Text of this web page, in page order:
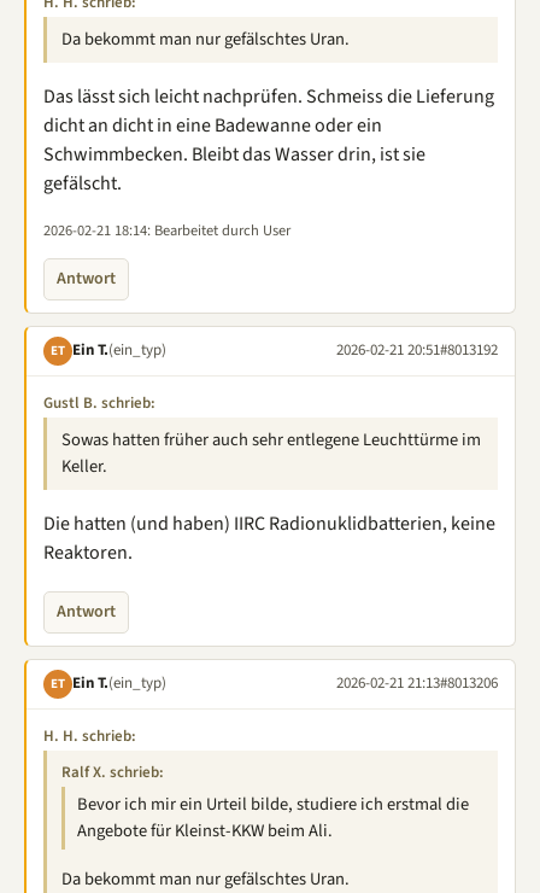
Da bekommt man nur gefälschtes Uran.
Das lässt sich leicht nachprüfen. Schmeiss die Lieferung
dicht an dicht in eine Badewanne oder ein
Schwimmbecken. Bleibt das Wasser drin, ist sie
gefälscht.
2026-02-21 18:14: Bearbeitet durch User
Antwort
ET Ein T.(ein_typ) 2026-02-21 20:51#8013192
Gustl B. schrieb:
Sowas hatten früher auch sehr entlegene Leuchttürme im
Keller.
Die hatten (und haben) IIRC Radionuklidbatterien, keine
Reaktoren.
Antwort
ET Ein T.(ein_typ) 2026-02-21 21:13#8013206
H. H. schrieb:
Ralf X. schrieb:
Bevor ich mir ein Urteil bilde, studiere ich erstmal die
Angebote für Kleinst-KKW beim Ali.
Da bekommt man nur gefälschtes Uran.